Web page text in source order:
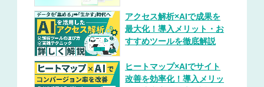
アクセス解析×AIで成果を
最大化！導入メリット・お
すすめツールを徹底解説
ヒートマップ×AIでサイト
改善を効率化！導入メリッ